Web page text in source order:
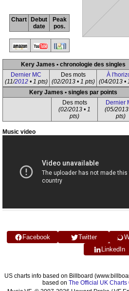
Chart
Debut
date
Peak
pos.
Kery James • chronologie des singles
Dernier MC
(11/2012• 1 pts)
Des mots
(02/2013 • 1 pts)
À
(04/2013 •
Kery James • singles par points
Des mots
(02/2013 • 1
pts)
Dernier
(05/2013
pts)
Music video
Facebook Twitter
LinkedIn
US charts info based on Billboard
based on The Official UK Charts